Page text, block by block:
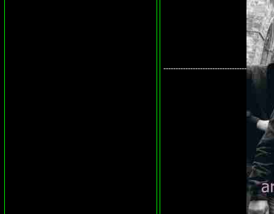
----------------------------------